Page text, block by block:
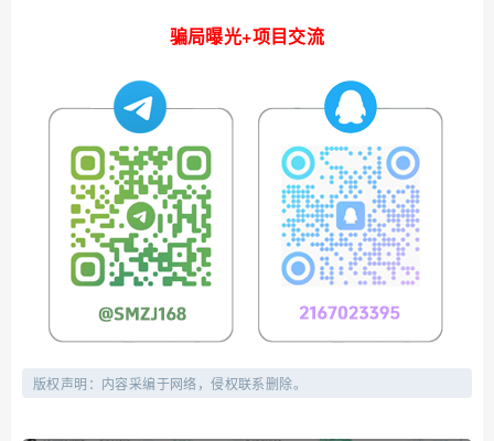
骗局曝光+项目交流
版权声明：内容采编于网络，侵权联系删除。